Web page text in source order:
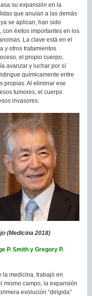
su expansión en la
que anulan a las demás
se aplican, han sido
éxitos importantes en los
La clave está en el
y otros tratamientos
el propio cuerpo,
avanzar y luchar por sí
químicamente entre
propias. Al eliminar ese
tumores, el cuerpo
invasores.
(Medicina 2018)
P. Smith y Gregory P.
la medicina, trabajó en
mismo campo, la expansión
evolución “dirigida”